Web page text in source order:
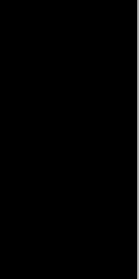
de cámara),
y
(u))